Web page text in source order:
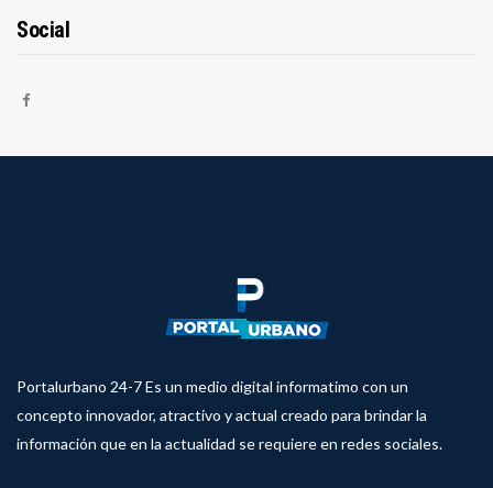
Social
Portalurbano 24-7 Es un medio digital informatimo con un
concepto innovador, atractivo y actual creado para brindar la
información que en la actualidad se requiere en redes sociales.